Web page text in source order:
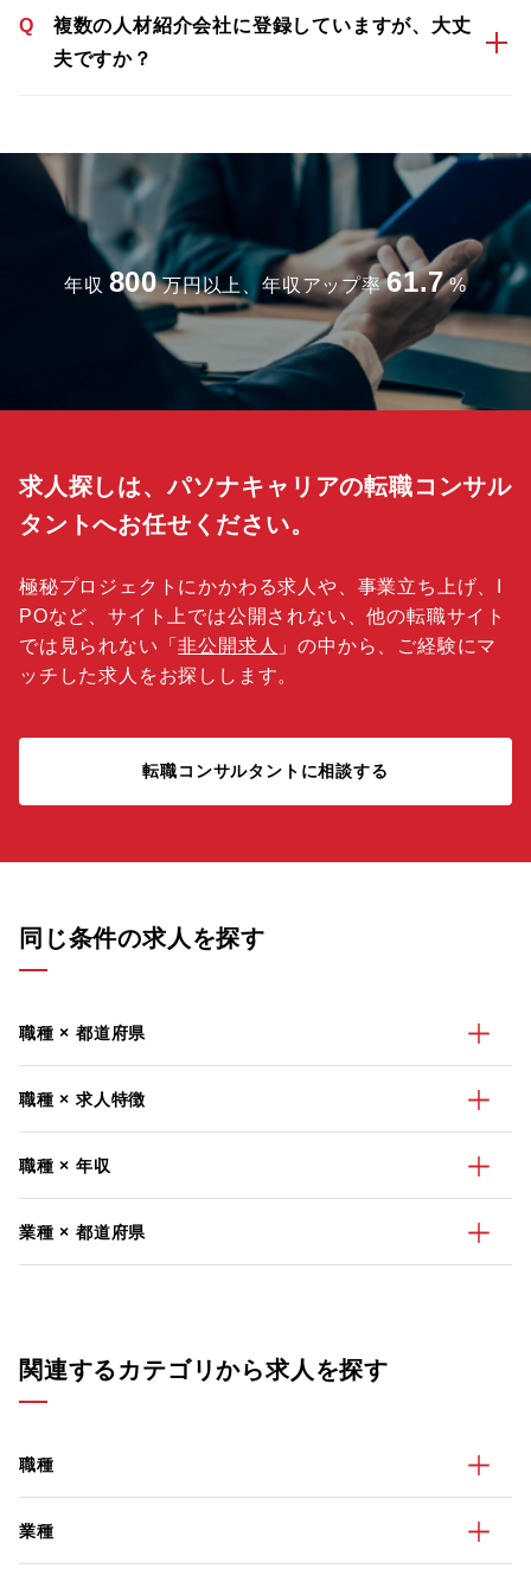
Q
複数の人材紹介会社に登録していますが、大丈
夫ですか？
年収 800 万円以上、年収アップ率 61.7 %
求人探しは、パソナキャリアの転職コンサル
タントへお任せください。
極秘プロジェクトにかかわる求人や、事業立ち上げ、I
POなど、サイト上では公開されない、他の転職サイト
では見られない「非公開求人 」の中から、ご経験にマ
ッチした求人をお探しします。
転職コンサルタントに相談する
同じ条件の求人を探す
職種 × 都道府県
職種 × 求人特徴
職種 × 年収
業種 × 都道府県
関連するカテゴリから求人を探す
職種
業種